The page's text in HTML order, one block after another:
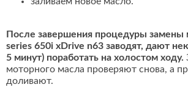
После завершения процедуры замены
series 650i xDrive n63 заводят, дают
5 минут) поработать на холостом ходу.
моторного масла проверяют снова, а
доливают.